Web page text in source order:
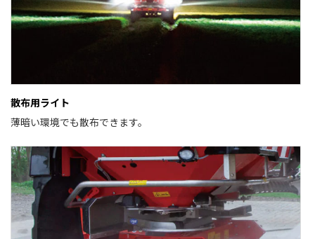
散布用ライト
薄暗い環境でも散布できます。